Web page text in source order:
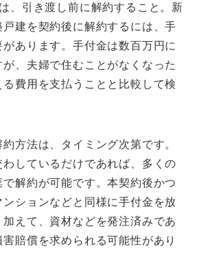
、引き渡し前に解約すること。新
建を契約後に解約するには、手
あります。手付金は数百万円に
、夫婦で住むことがなくなった
費用を支払うことと比較して検
方法は、タイミング次第です。
しているだけであれば、多くの
解約が可能です。本契約後かつ
ションなどと同様に手付金を放
えて、資材などを発注済みであ
賠償を求められる可能性があり